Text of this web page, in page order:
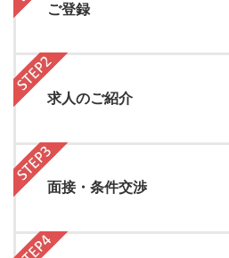
ご登録
求人のご紹介
面接・条件交渉